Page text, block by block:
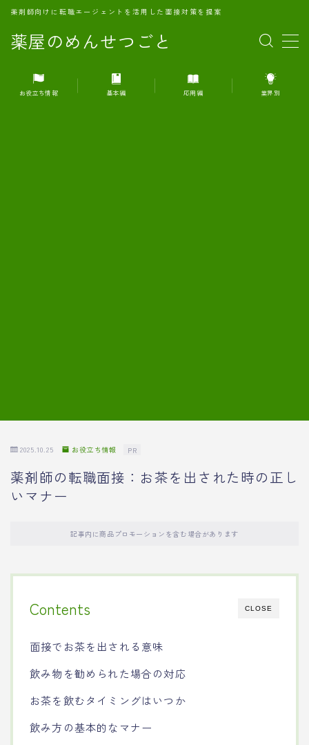
薬屋のめんせつごと
薬剤師向けに転職エージェントを活用した面接対策を提案
MENU
1.転職エージェントとは何か？
お役立ち情報 基本編 応用編 業界別
2025.10.25 お役立ち情報 PR
薬剤師の転職面接：お茶を出された時の正し
いマナー
記事内に商品プロモーションを含む場合があります
CLOSE
Contents
面接でお茶を出される意味
飲み物を勧められた場合の対応
お茶を飲むタイミングはいつか
飲み方の基本的なマナー